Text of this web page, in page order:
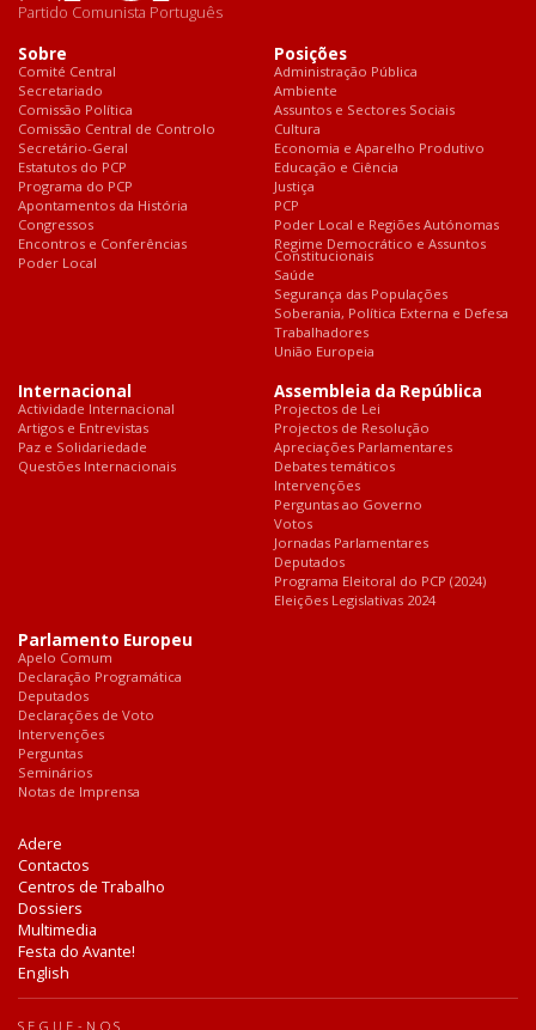
Partido Comunista Português
Sobre
Comité Central
Secretariado
Comissão Política
Comissão Central de Controlo
Secretário-Geral
Estatutos do PCP
Programa do PCP
Apontamentos da História
Congressos
Encontros e Conferências
Poder Local
Posições
Administração Pública
Ambiente
Assuntos e Sectores Sociais
Cultura
Economia e Aparelho Produtivo
Educação e Ciência
Justiça
PCP
Poder Local e Regiões Autónomas
Regime Democrático e Assuntos
Constitucionais
Saúde
Segurança das Populações
Soberania, Política Externa e Defesa
Trabalhadores
União Europeia
Internacional
Actividade Internacional
Artigos e Entrevistas
Paz e Solidariedade
Questões Internacionais
Assembleia da República
Projectos de Lei
Projectos de Resolução
Apreciações Parlamentares
Debates temáticos
Intervenções
Perguntas ao Governo
Votos
Jornadas Parlamentares
Deputados
Programa Eleitoral do PCP (2024)
Eleições Legislativas 2024
Parlamento Europeu
Apelo Comum
Declaração Programática
Deputados
Declarações de Voto
Intervenções
Perguntas
Seminários
Notas de Imprensa
Adere
Contactos
Centros de Trabalho
Dossiers
Multimedia
Festa do Avante!
English
SEGUE-NOS